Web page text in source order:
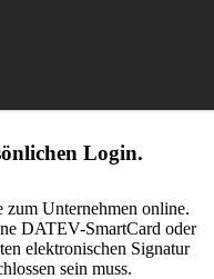
Login.
Unternehmen online.
DATEV-SmartCard oder
elektronischen Signatur
sein muss.